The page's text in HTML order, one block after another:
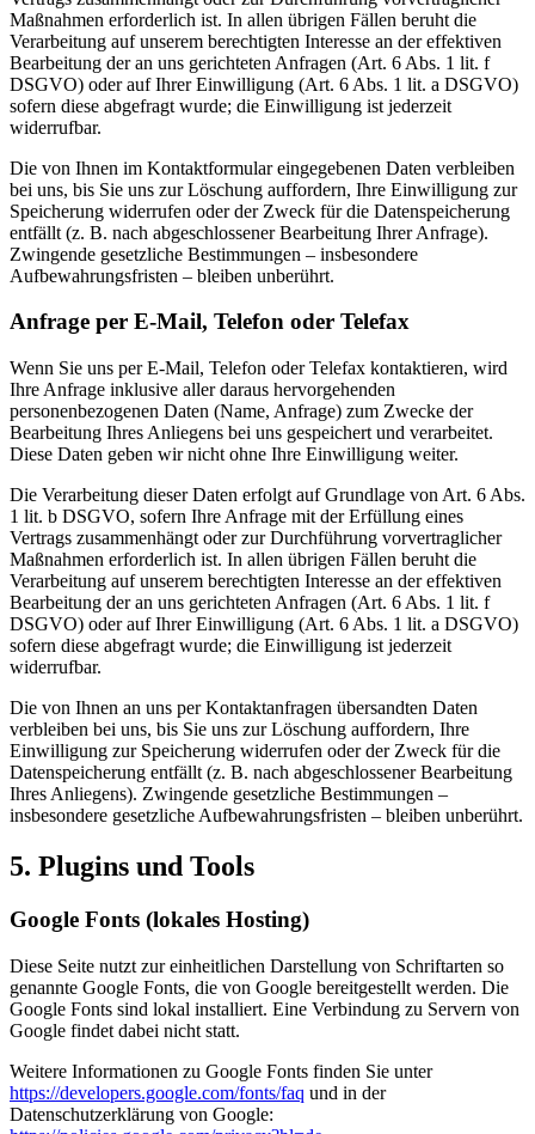
Maßnahmen erforderlich ist. In allen übrigen Fällen beruht die
Verarbeitung auf unserem berechtigten Interesse an der effektiven
Bearbeitung der an uns gerichteten Anfragen (Art. 6 Abs. 1 lit. f
DSGVO) oder auf Ihrer Einwilligung (Art. 6 Abs. 1 lit. a DSGVO)
sofern diese abgefragt wurde; die Einwilligung ist jederzeit
widerrufbar.
Die von Ihnen im Kontaktformular eingegebenen Daten verbleiben
bei uns, bis Sie uns zur Löschung auffordern, Ihre Einwilligung zur
Speicherung widerrufen oder der Zweck für die Datenspeicherung
entfällt (z. B. nach abgeschlossener Bearbeitung Ihrer Anfrage).
Zwingende gesetzliche Bestimmungen – insbesondere
Aufbewahrungsfristen – bleiben unberührt.
Anfrage per E-Mail, Telefon oder Telefax
Wenn Sie uns per E-Mail, Telefon oder Telefax kontaktieren, wird
Ihre Anfrage inklusive aller daraus hervorgehenden
personenbezogenen Daten (Name, Anfrage) zum Zwecke der
Bearbeitung Ihres Anliegens bei uns gespeichert und verarbeitet.
Diese Daten geben wir nicht ohne Ihre Einwilligung weiter.
Die Verarbeitung dieser Daten erfolgt auf Grundlage von Art. 6 Abs.
1 lit. b DSGVO, sofern Ihre Anfrage mit der Erfüllung eines
Vertrags zusammenhängt oder zur Durchführung vorvertraglicher
Maßnahmen erforderlich ist. In allen übrigen Fällen beruht die
Verarbeitung auf unserem berechtigten Interesse an der effektiven
Bearbeitung der an uns gerichteten Anfragen (Art. 6 Abs. 1 lit. f
DSGVO) oder auf Ihrer Einwilligung (Art. 6 Abs. 1 lit. a DSGVO)
sofern diese abgefragt wurde; die Einwilligung ist jederzeit
widerrufbar.
Die von Ihnen an uns per Kontaktanfragen übersandten Daten
verbleiben bei uns, bis Sie uns zur Löschung auffordern, Ihre
Einwilligung zur Speicherung widerrufen oder der Zweck für die
Datenspeicherung entfällt (z. B. nach abgeschlossener Bearbeitung
Ihres Anliegens). Zwingende gesetzliche Bestimmungen –
insbesondere gesetzliche Aufbewahrungsfristen – bleiben unberührt.
5. Plugins und Tools
Google Fonts (lokales Hosting)
Diese Seite nutzt zur einheitlichen Darstellung von Schriftarten so
genannte Google Fonts, die von Google bereitgestellt werden. Die
Google Fonts sind lokal installiert. Eine Verbindung zu Servern von
Google findet dabei nicht statt.
Weitere Informationen zu Google Fonts finden Sie unter
https://developers.google.com/fonts/faq und in der
Datenschutzerklärung von Google: